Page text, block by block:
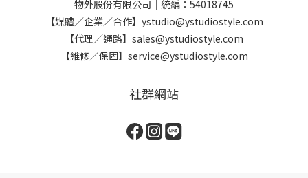
物外股份有限公司｜統編：54018745
【媒體／企業／合作】ystudio@ystudiostyle.com
【代理／通路】sales@ystudiostyle.com
【維修／保固】service@ystudiostyle.com
社群網站